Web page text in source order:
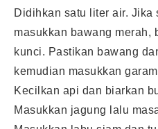
Didihkan satu liter air. Jika
masukkan bawang merah,
kunci. Pastikan bawang
kemudian masukkan
Kecilkan api dan biarkan
Masukkan jagung lalu